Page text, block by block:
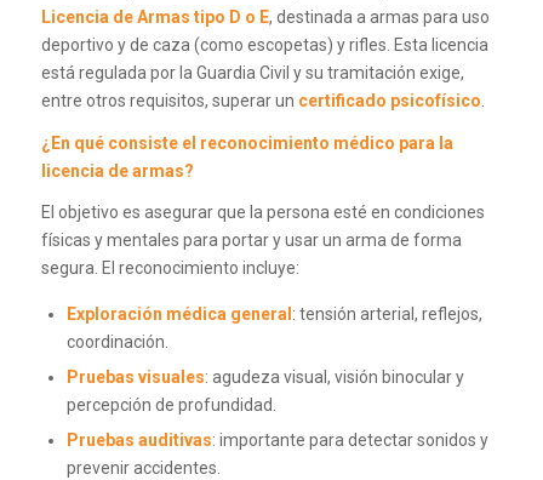
Licencia de Armas tipo D o E, destinada a armas para uso
deportivo y de caza (como escopetas) y rifles. Esta licencia
está regulada por la Guardia Civil y su tramitación exige,
entre otros requisitos, superar un certificado psicofísico
¿En qué consiste el reconocimiento médico para la
licencia de armas?
El objetivo es asegurar que la persona esté en condiciones
físicas y mentales para portar y usar un arma de forma
segura. El reconocimiento incluye:
Exploración médica general : tensión arterial, reflejos,
coordinación.
Pruebas visuales: agudeza visual, visión binocular y
percepción de profundidad.
Pruebas auditivas: importante para detectar sonidos y
prevenir accidentes.